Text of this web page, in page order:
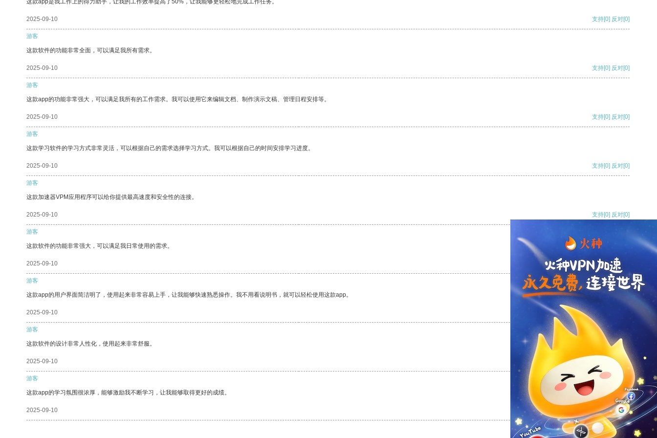
这款app是我工作上的得力助手，让我的工作效率提高了50%，让我能够更轻松地完成工作任务。
2025-09-10 支持[0] 反对[0]
游客
这款软件的功能非常全面，可以满足我所有需求。
2025-09-10 支持[0] 反对[0]
游客
这款app的功能非常强大，可以满足我所有的工作需求。我可以使用它来编辑文档、制作演示文稿、管理日程安排等。
2025-09-10 支持[0] 反对[0]
游客
这款学习软件的学习方式非常灵活，可以根据自己的需求选择学习方式。我可以根据自己的时间安排学习进度。
2025-09-10 支持[0] 反对[0]
游客
这款加速器VPM应用程序可以给你提供最高速度和安全性的连接。
2025-09-10 支持[0] 反对[0]
游客
这款软件的功能非常强大，可以满足我日常使用的需求。
2025-09-10 支持[0] 反对
游客
这款app的用户界面简洁明了，使用起来非常容易上手，让我能够快速熟悉操作。我不用看说明书，就可以轻松使用这款app。
2025-09-10 支持
游客
这款软件的设计非常人性化，使用起来非常舒服。
2025-09-10 反对 [0]
游客
这款app的学习氛围很浓厚，能够激励我不断学习，让我能够取得更好的成绩。
2025-09-10 支持[0] 反对[0]